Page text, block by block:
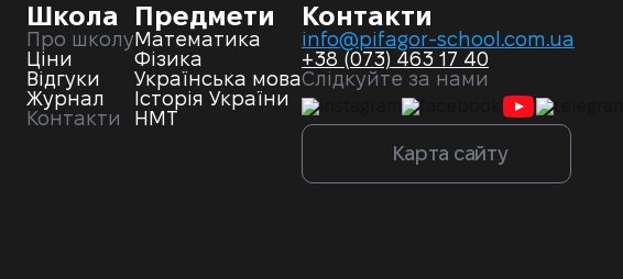
Школа
Про школу
Ціни
Відгуки
Журнал
Контакти
Предмети
Математика
Фізика
Українська мова
Історія України
НМТ
Контакти
info@pifagor-school.com.ua
+38 (073) 463 17 40
Слідкуйте за нами
Карта сайту